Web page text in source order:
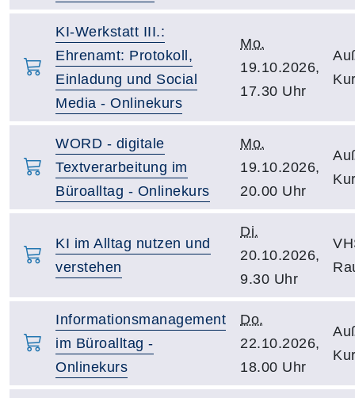
KI-Werkstatt III.:
Ehrenamt: Protokoll,
Einladung und Social
Media - Onlinekurs
Mo.
19.10.2026,
17.30 Uhr
WORD - digitale
Textverarbeitung im
Büroalltag - Onlinekurs
Mo.
19.10.2026,
20.00 Uhr
KI im Alltag nutzen und
verstehen
Di.
20.10.2026,
9.30 Uhr
Informationsmanagement
im Büroalltag -
Onlinekurs
Do.
22.10.2026,
18.00 Uhr